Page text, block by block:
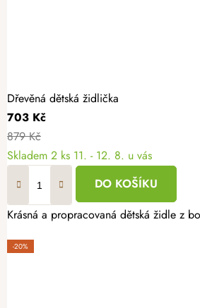
Dřevěná dětská židlička
703 Kč
879 Kč
Skladem 2 ks 11. - 12. 8. u vás
DO KOŠÍKU
Krásná a propracovaná dětská židle z
-20%